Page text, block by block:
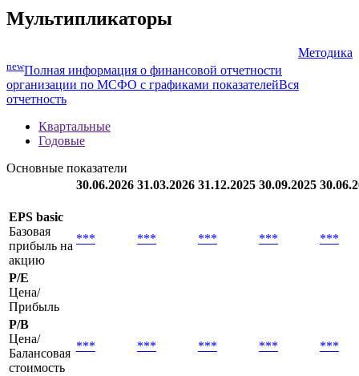
Мультипликаторы
Методика
newПолная информация о финансовой отчетности
организации по МСФО с графиками показателейВся
отчетность
Квартальные
Годовые
Основные показатели
30.06.2026 31.03.2026 31.12.2025 30.09.2025
EPS basic
Базовая
прибыль на
акцию
*** *** *** *** ***
P/E
Цена/
Прибыль
P/B
Цена/
Балансовая
стоимость
*** *** *** *** ***